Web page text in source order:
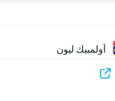
أولمبيك ليون